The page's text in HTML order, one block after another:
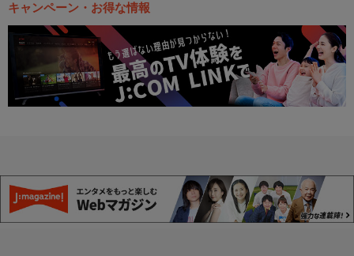
キャンペーン・お得な情報